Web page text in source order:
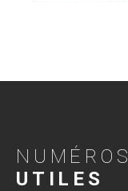
NUMÉROS
UTILES